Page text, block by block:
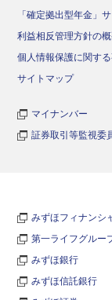
「確定拠出型年金」
利益相反管理方針の
個人情報保護に関す
サイトマップ
マイナンバー
証券取引等監視委
みずほフィナンシ
第一ライフグルー
みずほ銀行
みずほ信託銀行